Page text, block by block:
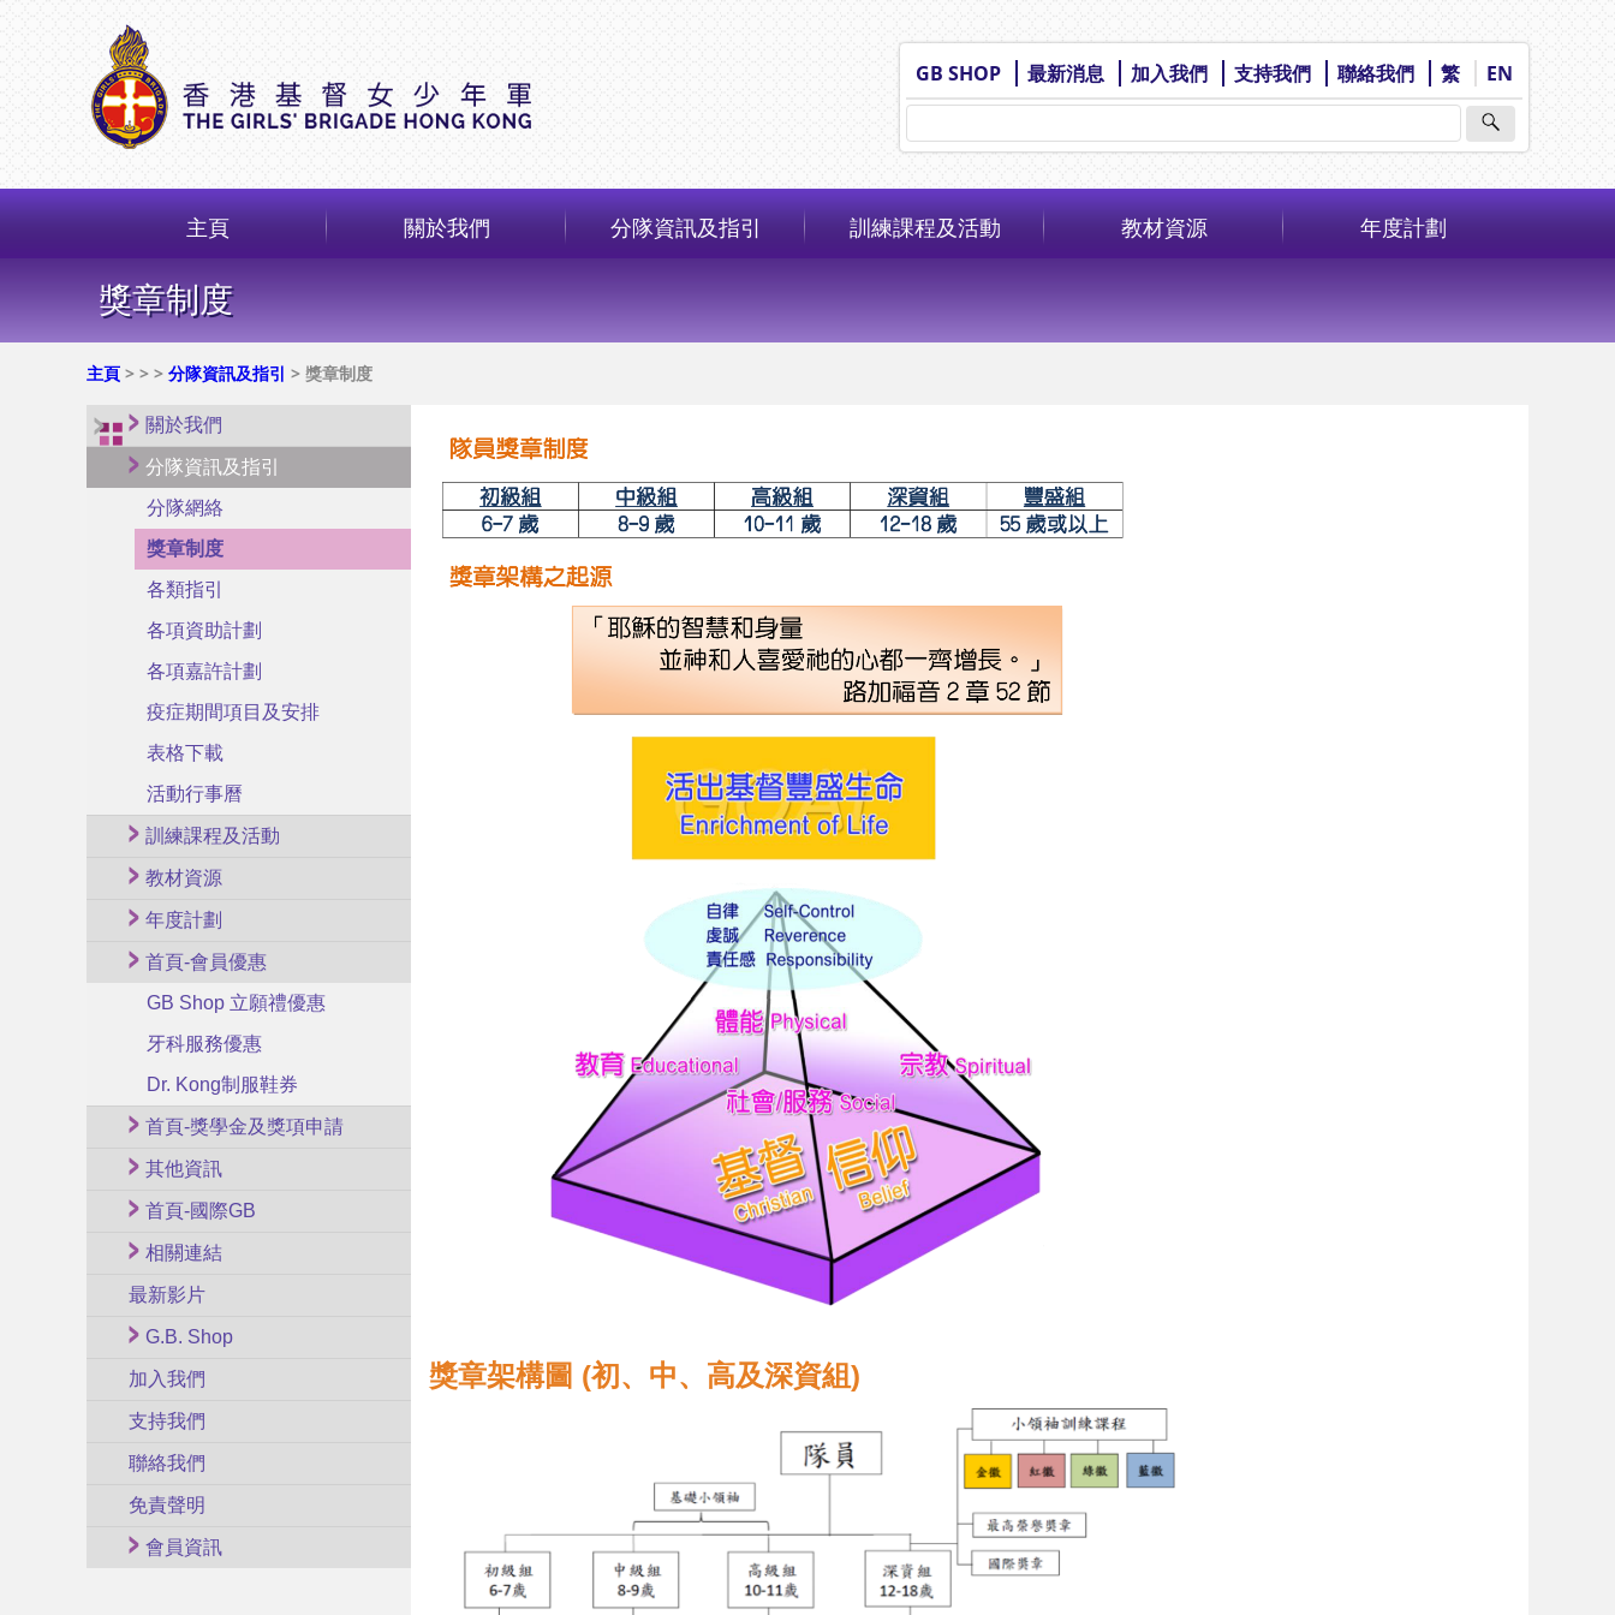
GB SHOP 最新消息 加入我們 支持我們 聯絡我們 繁 EN
主頁 關於我們 分隊資訊及指引 訓練課程及活動 教材資源 年度計劃
獎章制度
主頁 > > > 分隊資訊及指引 > 獎章制度
關於我們
分隊資訊及指引
分隊網絡
獎章制度
各類指引
各項資助計劃
各項嘉許計劃
疫症期間項目及安排
表格下載
活動行事曆
訓練課程及活動
教材資源
年度計劃
首頁-會員優惠
GB Shop 立願禮優惠
牙科服務優惠
Dr. Kong制服鞋券
首頁-獎學金及獎項申請
其他資訊
首頁-國際GB
相關連結
最新影片
G.B. Shop
加入我們
支持我們
聯絡我們
免責聲明
會員資訊
獎章架構圖 (初、中、高及深資組)